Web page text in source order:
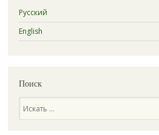
Русский
English
Поиск